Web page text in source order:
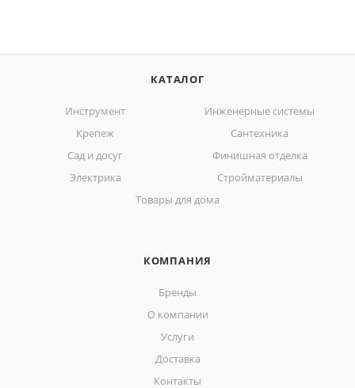
КАТАЛОГ
Инструмент
Инженерные системы
Крепеж
Сантехника
Сад и досуг
Финишная отделка
Электрика
Стройматериалы
Товары для дома
КОМПАНИЯ
Бренды
О компании
Услуги
Доставка
Контакты